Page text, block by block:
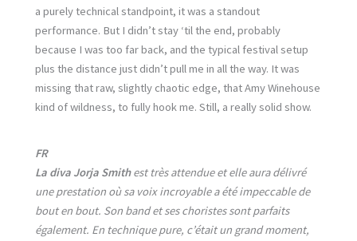
a purely technical standpoint, it was a standout
performance. But I didn’t stay ‘til the end, probably
because I was too far back, and the typical festival setup
plus the distance just didn’t pull me in all the way. It was
missing that raw, slightly chaotic edge, that Amy Winehouse
kind of wildness, to fully hook me. Still, a really solid show.
FR
La diva Jorja Smithest très attendue et elle aura délivré
une prestation où sa voix incroyable a été impeccable de
bout en bout. Son band et ses choristes sont parfaits
également. En technique pure, c’était un grand moment,